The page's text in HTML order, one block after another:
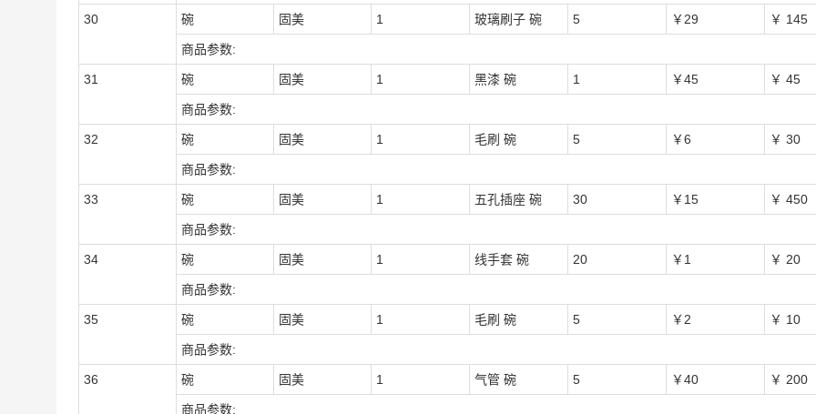
30 碗 固美 1 玻璃刷子 碗 5 ￥29 ￥ 145
商品参数:
31 碗 固美 1 黑漆 碗 1 ￥45 ￥ 45
商品参数:
32 碗 固美 1 毛刷 碗 5 ￥6 ￥ 30
商品参数:
33 碗 固美 1 五孔插座 碗 30 ￥15 ￥ 450
商品参数:
34 碗 固美 1 线手套 碗 20 ￥1 ￥ 20
商品参数:
35 碗 固美 1 毛刷 碗 5 ￥2 ￥ 10
商品参数:
36 碗 固美 1 气管 碗 5 ￥40 ￥ 200
商品参数: